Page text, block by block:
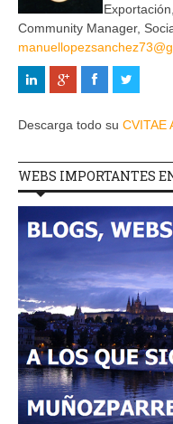
Community Manager,
Descarga todo su CVITAE
WEBS IMPORTANTES